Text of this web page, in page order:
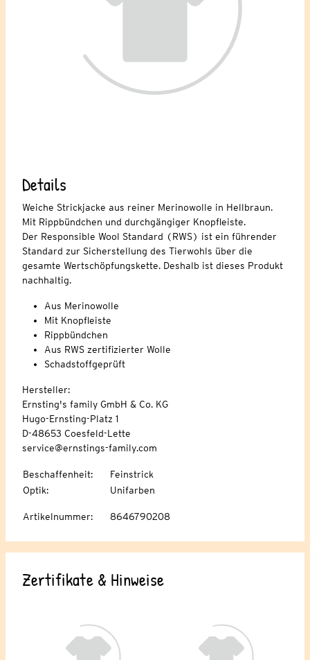
Details
Weiche Strickjacke aus reiner Merinowolle in Hellbraun.
Mit Rippbündchen und durchgängiger Knopfleiste.
Der Responsible Wool Standard (RWS) ist ein führender
Standard zur Sicherstellung des Tierwohls über die
gesamte Wertschöpfungskette. Deshalb ist dieses Produkt
nachhaltig.
Aus Merinowolle
Mit Knopfleiste
Rippbündchen
Aus RWS zertifizierter Wolle
Schadstoffgeprüft
Hersteller:
Ernsting's family GmbH & Co. KG
Hugo-Ernsting-Platz 1
D-48653 Coesfeld-Lette
service@ernstings-family.com
Beschaffenheit:
Feinstrick
Optik: Unifarben
Artikelnummer: 8646790208
Zertifikate & Hinweise